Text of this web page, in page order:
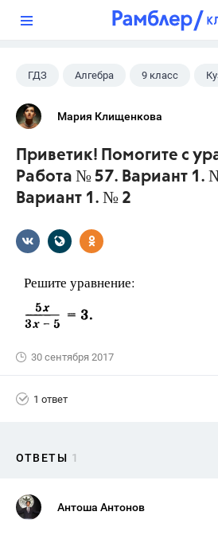
ГДЗ Алгебра 9 класс
Мария Клищенкова
Приветик! Помогите с
Работа № 57. Вариант 1.
Вариант 1. № 2
Решите уравнение:
30 сентября 2017
1 ответ
ОТВЕТЫ 1
Антоша Антонов